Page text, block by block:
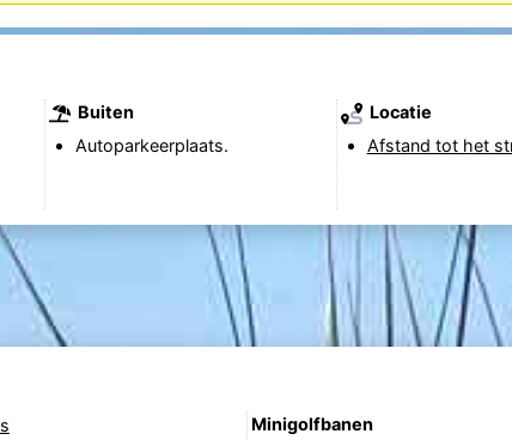
Buiten
Autoparkeerplaats.
Locatie
Afstand tot het
Minigolfbanen